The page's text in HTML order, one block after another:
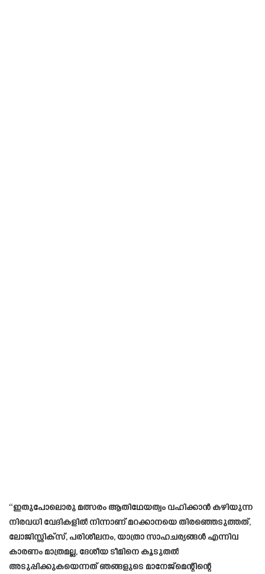
“ഇതുപോലൊരു മത്സരം ആതിഥേയത്വം വഹിക്കാൻ കഴിയുന്ന
നിരവധി വേദികളിൽ നിന്നാണ് മറക്കാനയെ തിരഞ്ഞെടുത്തത്,
ലോജിസ്റ്റിക്‌സ്, പരിശീലനം, യാത്രാ സാഹചര്യങ്ങൾ എന്നിവ
കാരണം മാത്രമല്ല, ദേശീയ ടീമിനെ കൂടുതൽ
അടുപ്പിക്കുകയെന്നത് ഞങ്ങളുടെ മാനേജ്‌മെന്റിന്റെ